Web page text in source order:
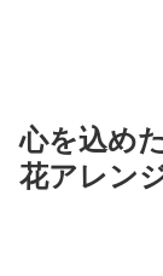
心を込め
花アレン